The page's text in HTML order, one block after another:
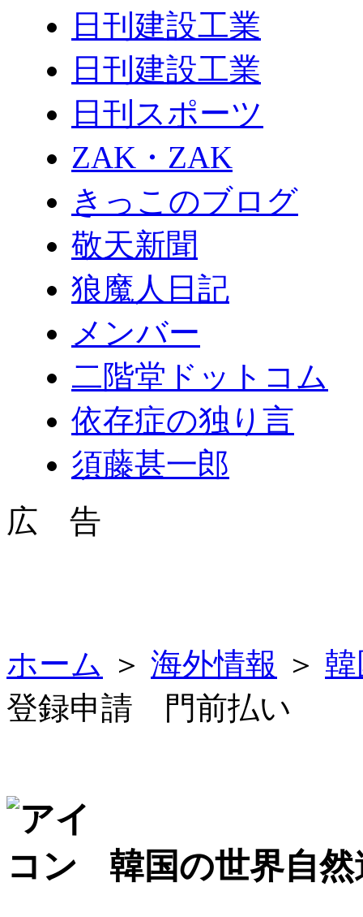
日刊建設工業
日刊建設工業
日刊スポーツ
ZAK・ZAK
きっこのブログ
敬天新聞
狼魔人日記
メンバー
二階堂ドットコム
依存症の独り言
須藤甚一郎
広 告
ホーム ＞ 海外情報 ＞
登録申請 門前払い
韓国の世界自